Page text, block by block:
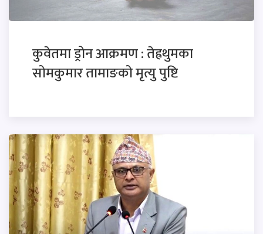
कुवेतमा ड्रोन आक्रमण : तेह्रथुमका
सोमकुमार तामाङको मृत्यु पुष्टि